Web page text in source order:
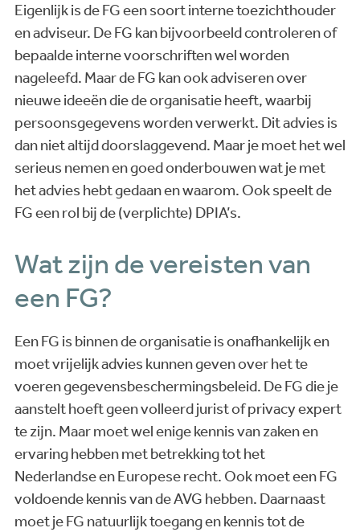
Eigenlijk is de FG een soort interne toezichthouder
en adviseur. De FG kan bijvoorbeeld controleren of
bepaalde interne voorschriften wel worden
nageleefd. Maar de FG kan ook adviseren over
nieuwe ideeën die de organisatie heeft, waarbij
persoonsgegevens worden verwerkt. Dit advies is
dan niet altijd doorslaggevend. Maar je moet het wel
serieus nemen en goed onderbouwen wat je met
het advies hebt gedaan en waarom. Ook speelt de
FG een rol bij de (verplichte) DPIA’s.
Wat zijn de vereisten van
een FG?
Een FG is binnen de organisatie is onafhankelijk en
moet vrijelijk advies kunnen geven over het te
voeren gegevensbeschermingsbeleid. De FG die je
aanstelt hoeft geen volleerd jurist of privacy expert
te zijn. Maar moet wel enige kennis van zaken en
ervaring hebben met betrekking tot het
Nederlandse en Europese recht. Ook moet een FG
voldoende kennis van de AVG hebben. Daarnaast
moet je FG natuurlijk toegang en kennis tot de